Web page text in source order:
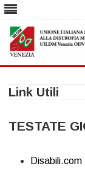
Link Utili
TESTATE
Disabili.com